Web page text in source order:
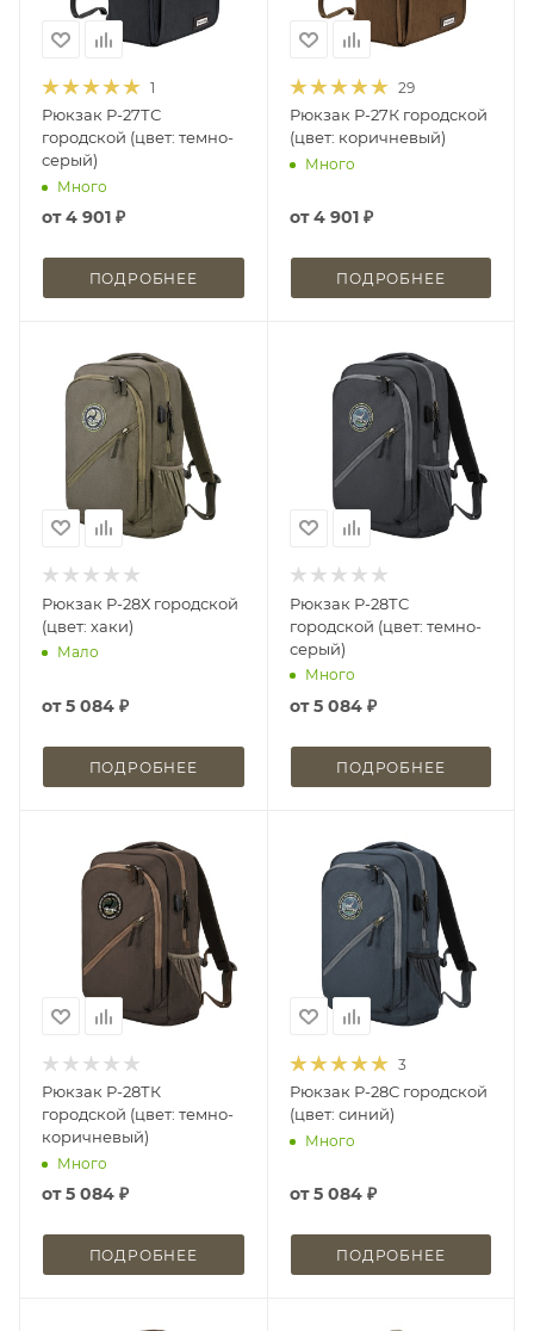
1
Рюкзак Р-27ТС
городской (цвет: темно-
серый)
Много
от4 901 ₽
ПОДРОБНЕЕ
29
Рюкзак Р-27К городской
(цвет: коричневый)
Много
от4 901 ₽
ПОДРОБНЕЕ
Рюкзак Р-28Х городской
(цвет: хаки)
Мало
от5 084 ₽
ПОДРОБНЕЕ
Рюкзак Р-28ТС
городской (цвет: темно-
серый)
Много
от5 084 ₽
ПОДРОБНЕЕ
Рюкзак Р-28ТК
городской (цвет: темно-
коричневый)
Много
от5 084 ₽
ПОДРОБНЕЕ
3
Рюкзак Р-28С городской
(цвет: синий)
Много
от5 084 ₽
ПОДРОБНЕЕ